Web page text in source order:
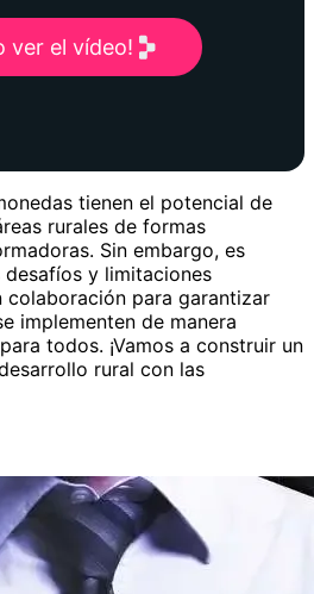
ver el vídeo!
tienen el potencial de
rurales de formas
Sin embargo, es
y limitaciones
colaboración para garantizar
implementen de manera
todos. ¡Vamos a construir un
rural con las